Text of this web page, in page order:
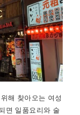
해 찾아오는 여성
면 일품요리와 술